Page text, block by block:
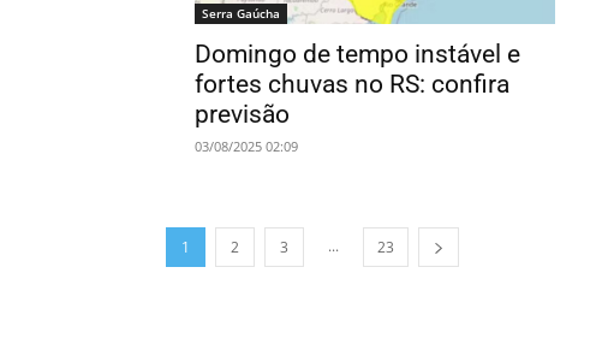
Serra Gaúcha
Domingo de tempo instável e
fortes chuvas no RS: confira
previsão
03/08/2025 02:09
1 2 3 ... 23